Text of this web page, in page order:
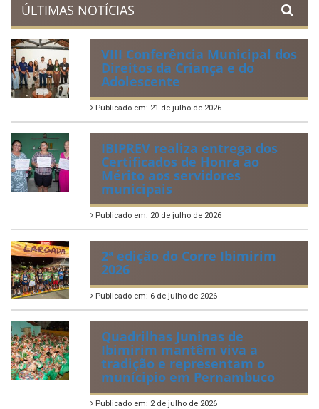
ÚLTIMAS NOTÍCIAS
VIII Conferência Municipal dos
Direitos da Criança e do
Adolescente
Publicado em: 21 de julho de 2026
IBIPREV realiza entrega dos
Certificados de Honra ao
Mérito aos servidores
municipais
Publicado em: 20 de julho de 2026
2ª edição do Corre Ibimirim
2026
Publicado em: 6 de julho de 2026
Quadrilhas Juninas de
Ibimirim mantêm viva a
tradição e representam o
munícipio em Pernambuco
Publicado em: 2 de julho de 2026